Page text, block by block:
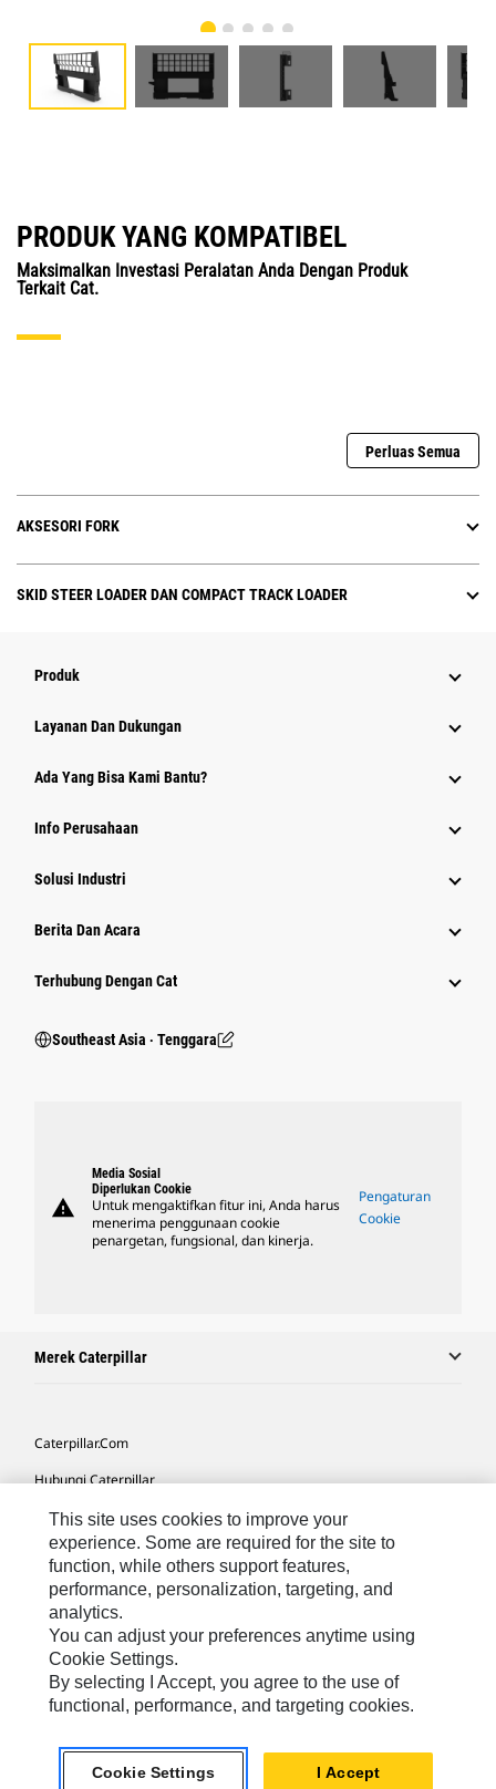
PRODUK YANG KOMPATIBEL
Maksimalkan Investasi Peralatan Anda Dengan Produk
Terkait Cat.
Perluas Semua
AKSESORI FORK
SKID STEER LOADER DAN COMPACT TRACK LOADER
Produk
Layanan Dan Dukungan
Ada Yang Bisa Kami Bantu?
Info Perusahaan
Solusi Industri
Berita Dan Acara
Terhubung Dengan Cat
Southeast Asia ‧ Tenggara
warning
Media Sosial
Diperlukan Cookie
Untuk mengaktifkan fitur ini, Anda harus
menerima penggunaan cookie
penargetan, fungsional, dan kinerja.
Pengaturan
Cookie
Merek Caterpillar
Caterpillar.com
Hubungi Caterpillar
Preferensi Pemasaran Saya
Peta Situs
Cookie Settings
Hukum
Privasi
Asia Tenggara© 2026 Caterpillar. Hak Dilindungi UU.
This site uses cookies to improve your
experience. Some are required for the site to
function, while others support features,
performance, personalization, targeting, and
analytics.
You can adjust your preferences anytime using
Cookie Settings.
By selecting I Accept, you agree to the use of
functional, performance, and targeting cookies.
Cookie Settings I Accept